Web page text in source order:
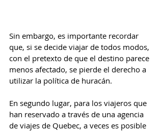
Sin embargo, es importante recordar
que, si se decide viajar de todos modos,
con el pretexto de que el destino parece
menos afectado, se pierde el derecho a
utilizar la política de huracán.
En segundo lugar, para los viajeros que
han reservado a través de una agencia
de viajes de Quebec, a veces es posible